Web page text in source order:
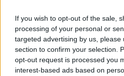
If you wish to opt-out of the sale,
processing of your personal or
targeted advertising by us, please
section to confirm your selection.
opt-out request is processed you
interest-based ads based on
Diventinventi, il festival
"Le mani in suono" ad
La città del natale entra